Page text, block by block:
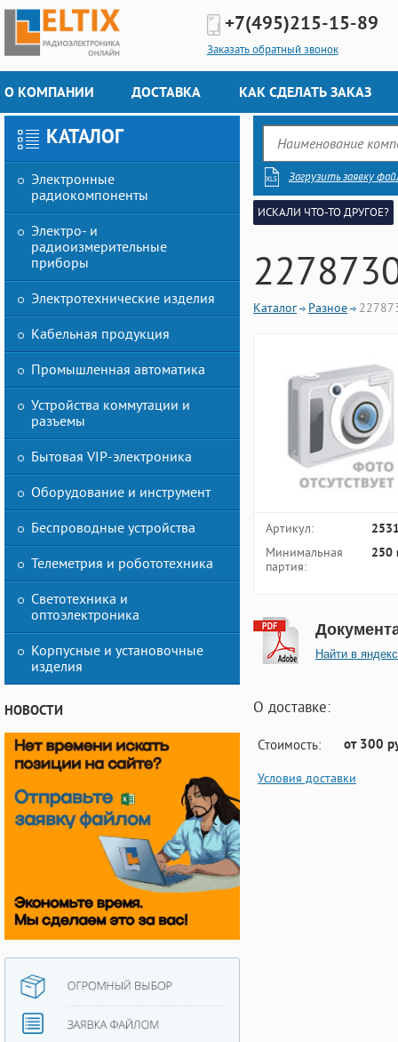
+7(495)215-15-89
Заказать обратный звонок
О КОМПАНИИ ДОСТАВКА КАК СДЕЛАТЬ ЗАКАЗ
КАТАЛОГ
Электронные
радиокомпоненты
Электро- и
радиоизмерительные
приборы
Электротехнические изделия
Кабельная продукция
Промышленная автоматика
Устройства коммутации и
разъемы
Бытовая VIP-электроника
Оборудование и инструмент
Беспроводные устройства
Телеметрия и робототехника
Светотехника и
оптоэлектроника
Корпусные и установочные
изделия
НОВОСТИ
Загрузить заявку
ИСКАЛИ ЧТО-ТО ДРУГОЕ?
Каталог Разное
Артикул:
Минимальная
партия:
250
Найти в яндекс
О доставке:
Стоимость: от 300
Условия доставки